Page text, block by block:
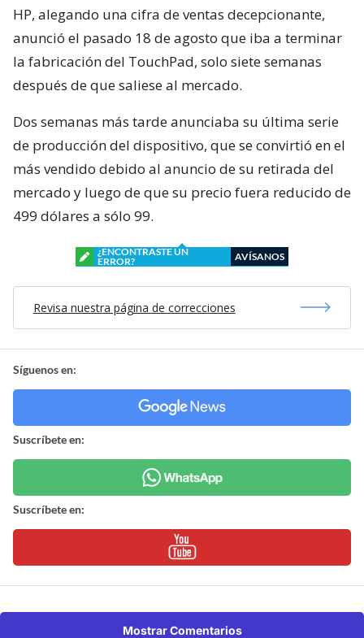
HP, alegando una cifra de ventas decepcionante,
anunció el pasado 18 de agosto que iba a terminar
la fabricación del TouchPad, solo siete semanas
después de que saliese al mercado.
Dos semanas más tarde anunciaba su última serie
de producción del dispositivo, que se convirtió en el
más vendido debido al anuncio de su retirada del
mercado y luego de que su precio fuera reducido de
499 dólares a sólo 99.
¿ENCONTRASTE UN
ERROR?
AVÍSANOS
Revisa nuestra página de correcciones
Síguenos en:
Suscríbete en:
Suscríbete en:
Mostrar Comentarios